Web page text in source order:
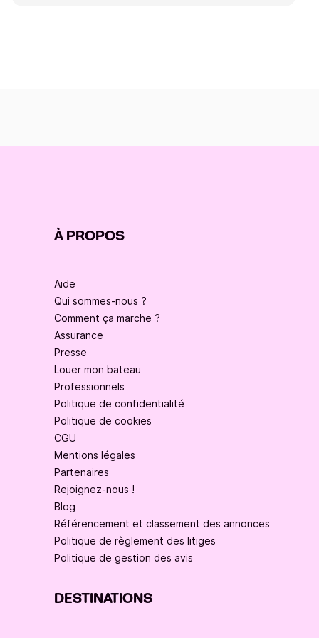
À PROPOS
Aide
Qui sommes-nous ?
Comment ça marche ?
Assurance
Presse
Louer mon bateau
Professionnels
Politique de confidentialité
Politique de cookies
CGU
Mentions légales
Partenaires
Rejoignez-nous !
Blog
Référencement et classement des annonces
Politique de règlement des litiges
Politique de gestion des avis
DESTINATIONS